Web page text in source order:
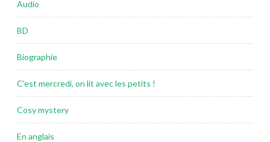
Audio
BD
Biographie
C'est mercredi, on lit avec les petits !
Cosy mystery
En anglais